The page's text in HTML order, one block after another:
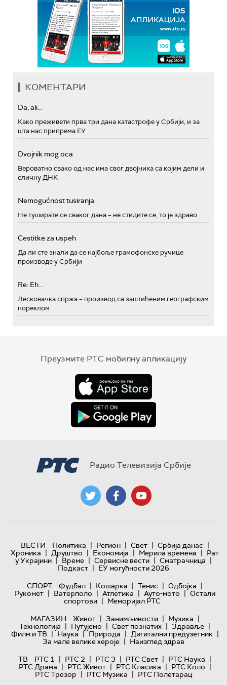
КОМЕНТАРИ
Da, ali...
Како преживети прва три дана катастрофе у Србији, и за
шта нас припрема ЕУ
Dvojnik mog oca
Вероватно свако од нас има свог двојника са којим дели и
сличну ДНК
Nemogućnost tusiranja
Не туширате се сваког дана – не стидите се, то је здраво
Cestitke za uspeh
Да ли сте знали да се најбоље грамофонске ручице
производе у Србији
Re: Eh...
Лесковачка спржа – производ са заштићеним географским
пореклом
Преузмите РТС мобилну апликацију
Радио Телевизија Србије
ВЕСТИ Политика | Регион | Свет | Србија данас |
Хроника | Друштво | Економија | Мерила времена | Рат
у Украјини | Време | Сервисне вести | Сматрачница |
Подкаст | ЕУ могућности 2026
СПОРТ
Фудбал | Кошарка | Тенис | Одбојка |
Рукомет | Ватерполо | Атлетика | Ауто-мото | Остали
спортови | Меморијал РТС
МАГАЗИН
Живот | Занимљивости | Музика |
Технологијa | Путујемо | Свет познатих | Здравље |
Филм и ТВ | Наука | Природа | Дигитални предузетник |
За мале велике хероје | Наизглед здрав
ТВ
РТС 1 | РТС 2 | РТС 3 | РТС Свет | РТС Наука |
РТС Драма | РТС Живот | РТС Класика | РТС Коло |
РТС Трезор | РТС Музика | РТС Полетарац